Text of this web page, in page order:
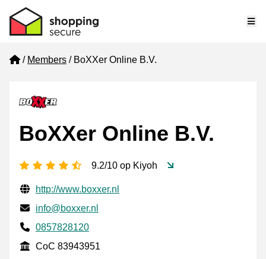
Home
Members BoXXer Online B.V.
BoXXer Online B.V.
4.5 stars
9.2/10 op Kiyoh
Verified contact information
Website URL
http://www.boxxer.nl
Email
info@boxxer.nl
Phone number
0857828120
CoC
CoC 83943951